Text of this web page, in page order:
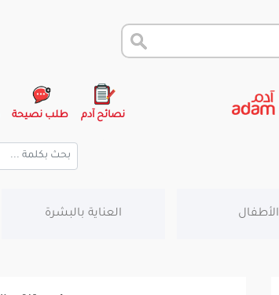
نصائح آدم طلب نصيحة
الأطفال العناية بالبشرة